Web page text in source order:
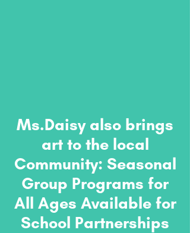
Ms.Daisy also brings
art to the local
Community: Seasonal
Group Programs for
All Ages Available for
School Partnerships